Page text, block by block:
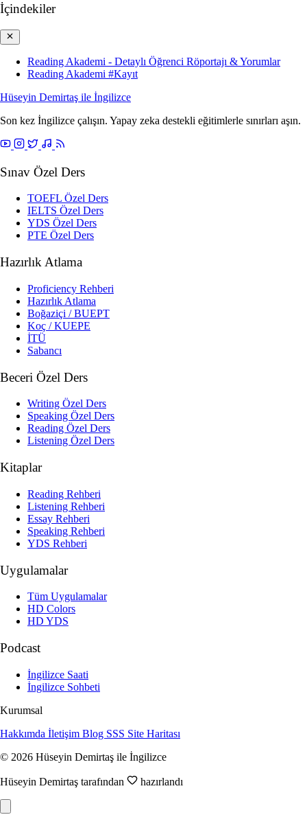
İçindekiler
Reading Akademi - Detaylı Öğrenci Röportajı & Yorumlar
Reading Akademi #Kayıt
Hüseyin Demirtaş ile İngilizce
Son kez İngilizce çalışın. Yapay zeka destekli eğitimlerle sınırları aşın.
Sınav Özel Ders
TOEFL Özel Ders
IELTS Özel Ders
YDS Özel Ders
PTE Özel Ders
Hazırlık Atlama
Proficiency Rehberi
Hazırlık Atlama
Boğaziçi / BUEPT
Koç / KUEPE
İTÜ
Sabancı
Beceri Özel Ders
Writing Özel Ders
Speaking Özel Ders
Reading Özel Ders
Listening Özel Ders
Kitaplar
Reading Rehberi
Listening Rehberi
Essay Rehberi
Speaking Rehberi
YDS Rehberi
Uygulamalar
Tüm Uygulamalar
HD Colors
HD YDS
Podcast
İngilizce Saati
İngilizce Sohbeti
Kurumsal
Hakkımda İletişim Blog SSS Site Haritası
© 2026 Hüseyin Demirtaş ile İngilizce
Hüseyin Demirtaş tarafından hazırlandı